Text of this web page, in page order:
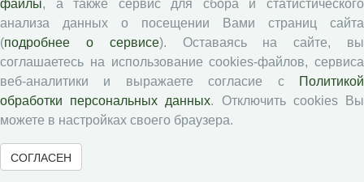
Правила для авторов
Типовой лицензионный договор
Публикационная этика
Согласие на обработку персональных данных
Авторские права
Рецензентам
файлы, а также сервис для сбора и статистического
анализа данных о посещении Вами страниц сайта
(подробнее о сервисе). Оставаясь на сайте, вы
соглашаетесь на использование cookies-файлов, сервиса
веб-аналитики и выражаете согласие с
Политикой
обработки персональных данных. Отключить cookies Вы
можете в настройках своего браузера.
СОГЛАСЕН